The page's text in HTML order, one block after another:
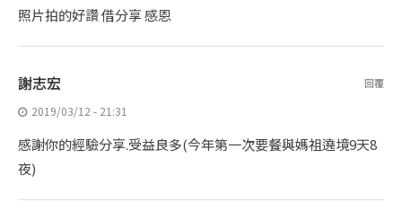
照片拍的好讚 借分享 感恩
謝志宏
2019/03/12 - 21:31
感謝你的經驗分享.受益良多(今年第一次要餐與媽祖遶境9天8
夜)
回覆